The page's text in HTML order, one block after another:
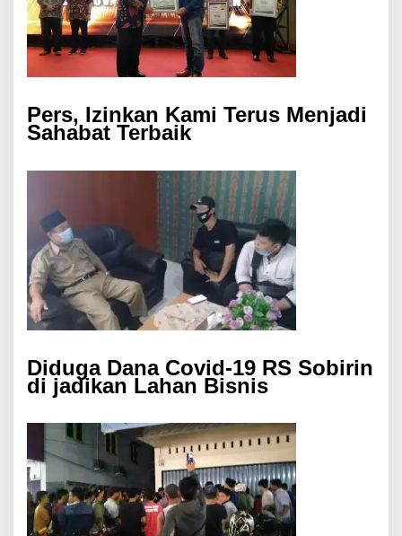
Pers, Izinkan Kami Terus Menjadi
Sahabat Terbaik
Diduga Dana Covid-19 RS Sobirin
di jadikan Lahan Bisnis